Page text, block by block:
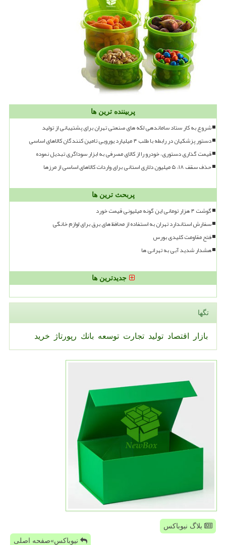
پربیننده ترین ها
شروع به کار ستاد ساماندهی لکه های صنعتی تهران برای پشتیبانی از تولید
دستور پزشکیان در رابطه با طلب ۴ میلیارد یورویی تامین کنندگان کالاهای اساسی
قیمت گذاری دستوری، خودرو را از کالای مصرفی به ابزار سوداگری تبدیل نموده
حذف سقف ۱۸، ۵ میلیون دلاری استانی برای واردات کالاهای اساسی از مرزها
پربحث ترین ها
گوشت ۴ هزار تومانی این گونه میلیونی قیمت خورد
سفارش استاندارد تهران به استفاده از محافظ های برق برای لوازم خانگی
فتح مقاومت کلیدی بورس
هشدار شدید آبی به تهرانی ها
جدیدترین ها
تگها
بازار اقتصاد تولید تجارت توسعه بانك رپورتاژ خرید
بلاگ نیوباکس
نیوباکس»صفحه اصلی